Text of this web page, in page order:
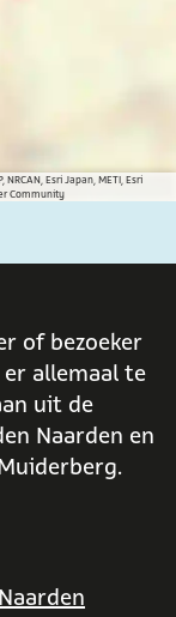
NRCAN, Esri Japan, METI, Esri
Community
of bezoeker
allemaal te
uit de
Naarden en
Naarden